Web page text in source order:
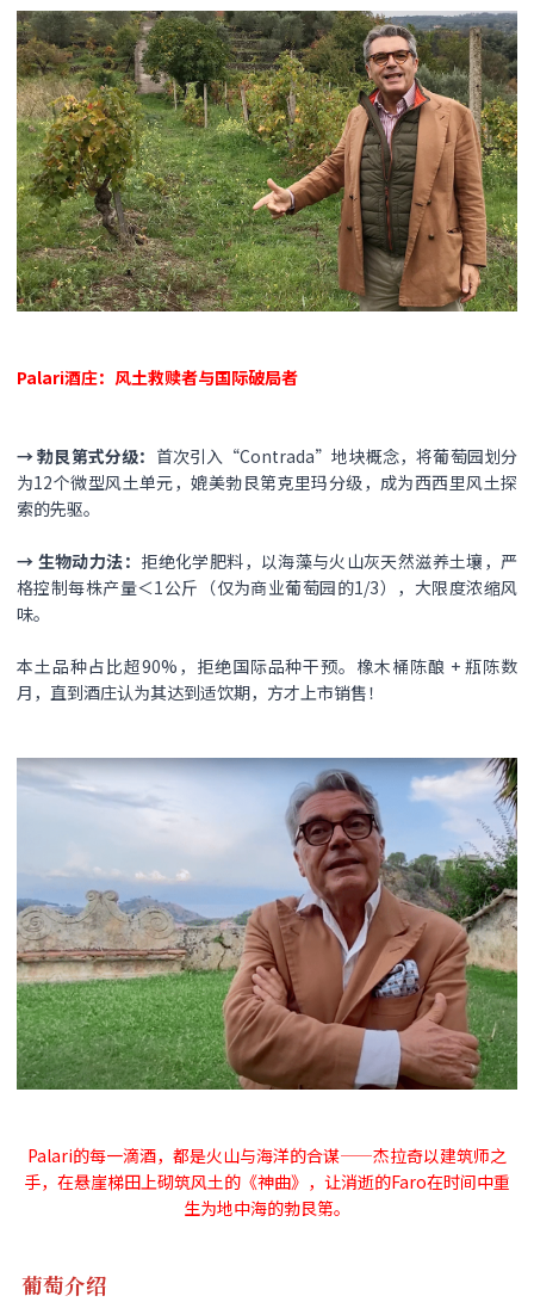
Palari酒庄：风土救赎者与国际破局者
→ ​勃艮第式分级​： 首次引入“Contrada”地块概念，将葡萄园划分
为12个微型风土单元，媲美勃艮第克里玛分级，成为西西里风土探
索的先驱。
→ ​生物动力法​： 拒绝化学肥料，以海藻与火山灰天然滋养土壤，严
格控制每株产量​＜1公斤​（仅为商业葡萄园的1/3），大限度浓缩风
味。
本土品种占比超90%，拒绝国际品种干预。橡木桶陈酿​ + 瓶陈数
月，直到酒庄认为其达到适饮期，方才上市销售！
Palari的每一滴酒，都是火山与海洋的合谋——杰拉奇以建筑师之
手，在悬崖梯田上砌筑风土的《神曲》，让消逝的Faro在时间中重
生为地中海的勃艮第。
葡萄介绍